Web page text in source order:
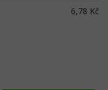
6,78 Kč